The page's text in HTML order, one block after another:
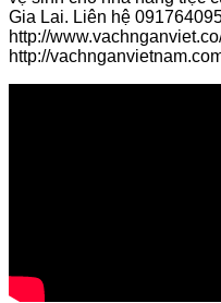
Gia Lai. Liên hệ
http://
http://